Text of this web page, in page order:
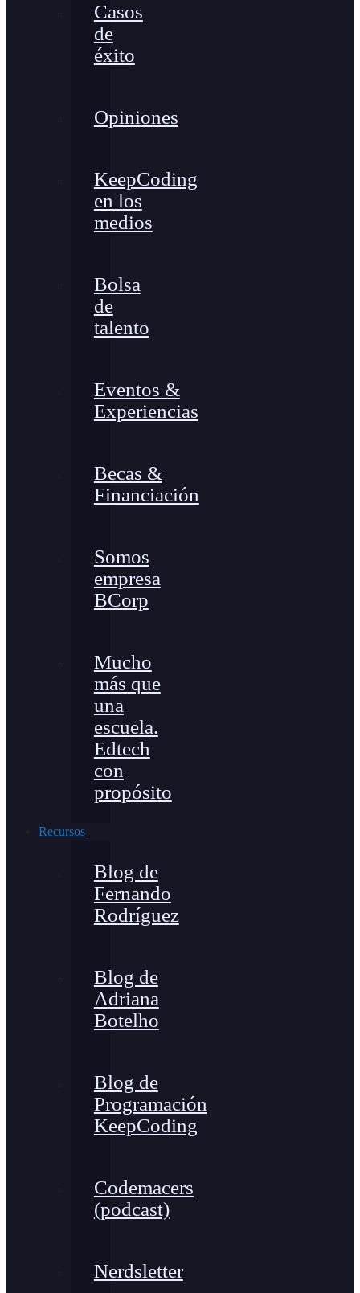
Casos
de
éxito
Opiniones
KeepCoding
en los
medios
Bolsa
de
talento
Eventos &
Experiencias
Becas &
Financiación
Somos
empresa
BCorp
Mucho
más que
una
escuela.
Edtech
con
propósito
Recursos
Blog de
Fernando
Rodríguez
Blog de
Adriana
Botelho
Blog de
Programación
KeepCoding
Codemacers
(podcast)
Nerdsletter